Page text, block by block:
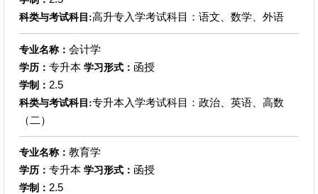
科类与考试科目:高升专入学考试科目：语文、数学、外语
专业名称： 会计学
学历： 专升本 学习形式： 函授
学制： 2.5
科类与考试科目:专升本入学考试科目：政治、英语、高数
（二）
专业名称： 教育学
学历： 专升本 学习形式： 函授
学制： 2.5